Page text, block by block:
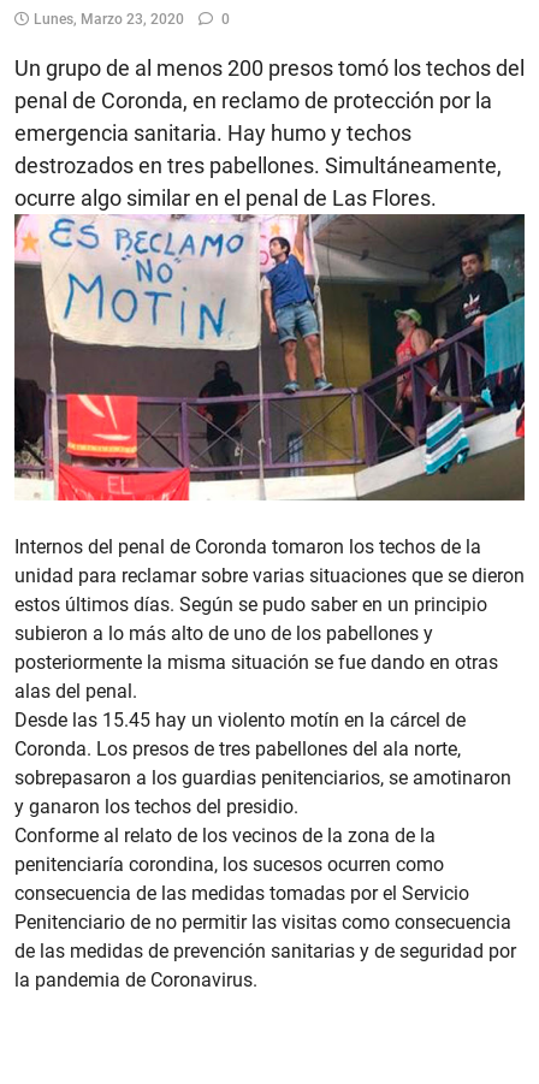
Lunes, Marzo 23, 2020 0
Un grupo de al menos 200 presos tomó los techos del
penal de Coronda, en reclamo de protección por la
emergencia sanitaria. Hay humo y techos
destrozados en tres pabellones. Simultáneamente,
ocurre algo similar en el penal de Las Flores.
Internos del penal de Coronda tomaron los techos de la
unidad para reclamar sobre varias situaciones que se dieron
estos últimos días. Según se pudo saber en un principio
subieron a lo más alto de uno de los pabellones y
posteriormente la misma situación se fue dando en otras
alas del penal.
Desde las 15.45 hay un violento motín en la cárcel de
Coronda. Los presos de tres pabellones del ala norte,
sobrepasaron a los guardias penitenciarios, se amotinaron
y ganaron los techos del presidio.
Conforme al relato de los vecinos de la zona de la
penitenciaría corondina, los sucesos ocurren como
consecuencia de las medidas tomadas por el Servicio
Penitenciario de no permitir las visitas como consecuencia
de las medidas de prevención sanitarias y de seguridad por
la pandemia de Coronavirus.